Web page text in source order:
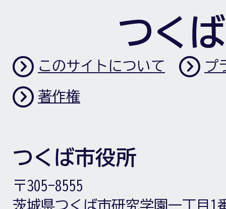
つく
このサイトについて プ
著作権
つくば市役所
〒305-8555
茨城県つくば市研究学園一丁目1